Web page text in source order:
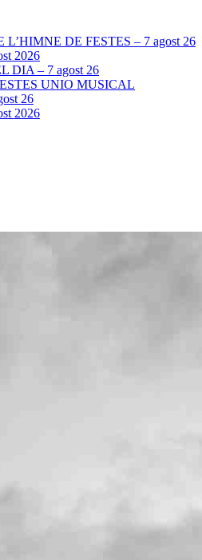
DE FESTES – 7 agost 26
2026
DIA – 7 agost 26
UNIO MUSICAL
26
2026